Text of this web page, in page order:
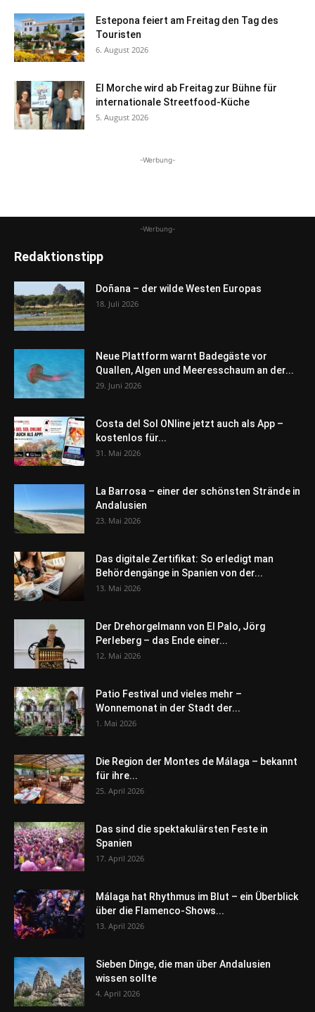
Estepona feiert am Freitag den Tag des
Touristen
6. August 2026
El Morche wird ab Freitag zur Bühne für
internationale Streetfood-Küche
5. August 2026
-Werbung-
-Werbung-
Redaktionstipp
Doñana – der wilde Westen Europas
18. Juli 2026
Neue Plattform warnt Badegäste vor
Quallen, Algen und Meeresschaum an der...
29. Juni 2026
Costa del Sol ONline jetzt auch als App –
kostenlos für...
31. Mai 2026
La Barrosa – einer der schönsten Strände in
Andalusien
23. Mai 2026
Das digitale Zertifikat: So erledigt man
Behördengänge in Spanien von der...
13. Mai 2026
Der Drehorgelmann von El Palo, Jörg
Perleberg – das Ende einer...
12. Mai 2026
Patio Festival und vieles mehr –
Wonnemonat in der Stadt der...
1. Mai 2026
Die Region der Montes de Málaga – bekannt
für ihre...
25. April 2026
Das sind die spektakulärsten Feste in
Spanien
17. April 2026
Málaga hat Rhythmus im Blut – ein Überblick
über die Flamenco-Shows...
13. April 2026
Sieben Dinge, die man über Andalusien
wissen sollte
4. April 2026